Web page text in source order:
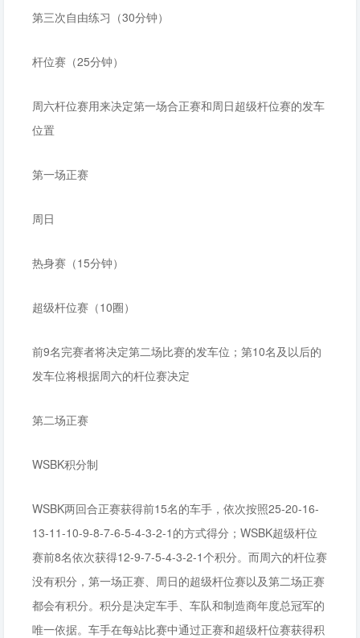
第三次自由练习（30分钟）
杆位赛（25分钟）
周六杆位赛用来决定第一场合正赛和周日超级杆位赛的发车
位置
第一场正赛
周日
热身赛（15分钟）
超级杆位赛（10圈）
前9名完赛者将决定第二场比赛的发车位；第10名及以后的
发车位将根据周六的杆位赛决定
第二场正赛
WSBK积分制
WSBK两回合正赛获得前15名的车手，依次按照25-20-16-
13-11-10-9-8-7-6-5-4-3-2-1的方式得分；WSBK超级杆位
赛前8名依次获得12-9-7-5-4-3-2-1个积分。而周六的杆位赛
没有积分，第一场正赛、周日的超级杆位赛以及第二场正赛
都会有积分。积分是决定车手、车队和制造商年度总冠军的
唯一依据。车手在每站比赛中通过正赛和超级杆位赛获得积